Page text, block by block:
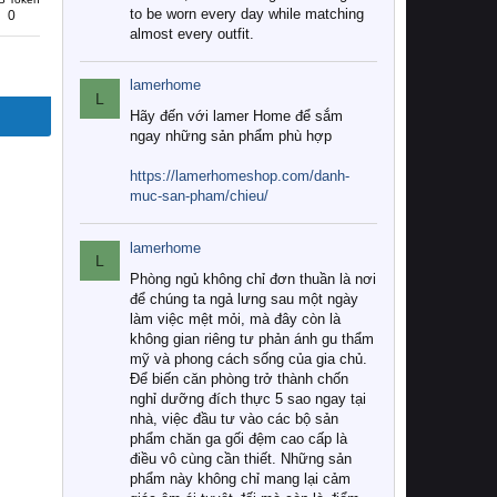
0
to be worn every day while matching
almost every outfit.
L
lamerhome
Hãy đến với lamer Home để sắm
ngay những sản phẩm phù hợp
https://lamerhomeshop.com/danh-
muc-san-pham/chieu/
L
lamerhome
Phòng ngủ không chỉ đơn thuần là nơi
để chúng ta ngả lưng sau một ngày
làm việc mệt mỏi, mà đây còn là
không gian riêng tư phản ánh gu thẩm
mỹ và phong cách sống của gia chủ.
Để biến căn phòng trở thành chốn
nghỉ dưỡng đích thực 5 sao ngay tại
nhà, việc đầu tư vào các bộ sản
phẩm chăn ga gối đệm cao cấp là
điều vô cùng cần thiết. Những sản
phẩm này không chỉ mang lại cảm